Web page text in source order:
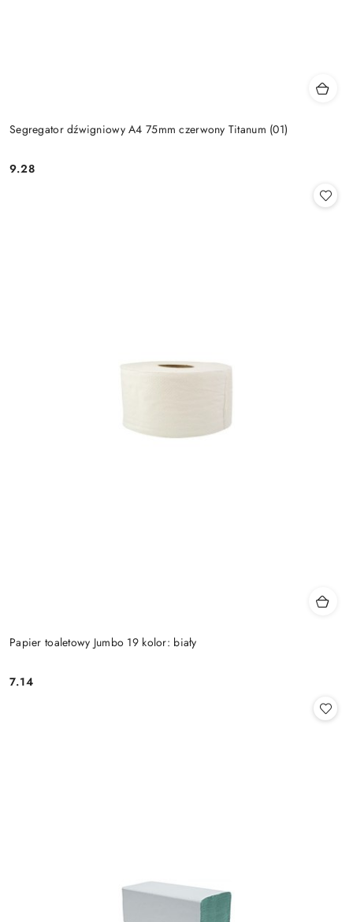
Segregator dźwigniowy A4 75mm czerwony Titanum (01)
Cena:
9.28
Papier toaletowy Jumbo 19 kolor: biały
Cena:
7.14